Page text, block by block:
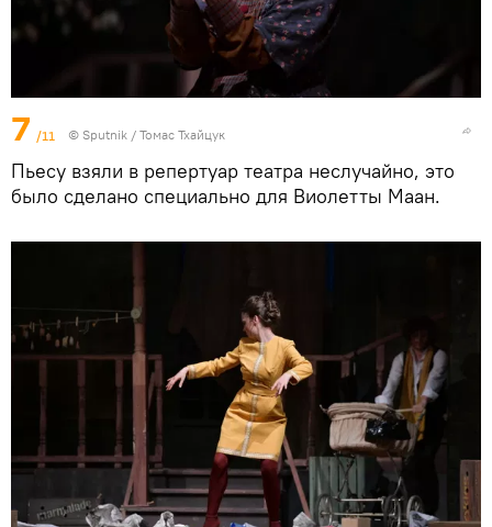
7 /11 © Sputnik / Томас Тхайцук
Пьесу взяли в репертуар театра неслучайно, это
было сделано специально для Виолетты Маан.